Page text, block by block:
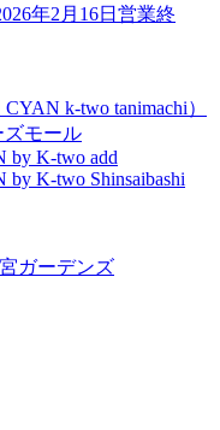
年2月16日営業終
k-two tanimachi）
ズモール
by K-two add
by K-two Shinsaibashi
ガーデンズ